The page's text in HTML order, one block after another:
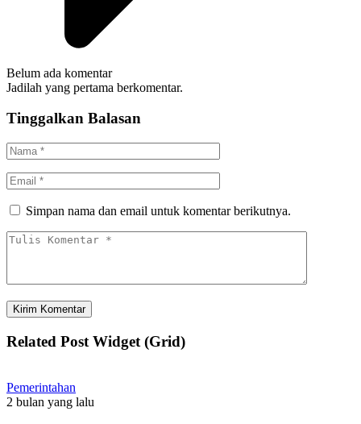
Belum ada komentar
Jadilah yang pertama berkomentar.
Tinggalkan Balasan
Simpan nama dan email untuk komentar berikutnya.
Related Post Widget (Grid)
Pemerintahan
2 bulan yang lalu